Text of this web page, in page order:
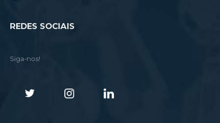
REDES SOCIAIS
Siga-nos!